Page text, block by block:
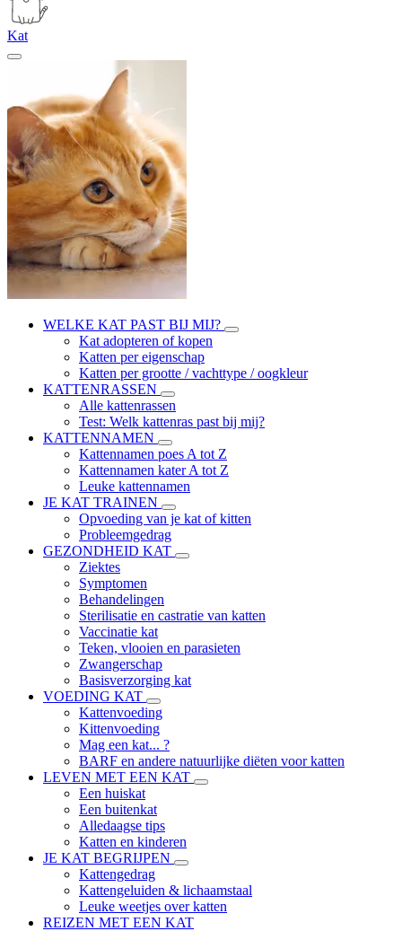
Kat
WELKE KAT PAST BIJ MIJ?
Kat adopteren of kopen
Katten per eigenschap
Katten per grootte / vachttype / oogkleur
KATTENRASSEN
Alle kattenrassen
Test: Welk kattenras past bij mij?
KATTENNAMEN
Kattennamen poes A tot Z
Kattennamen kater A tot Z
Leuke kattennamen
JE KAT TRAINEN
Opvoeding van je kat of kitten
Probleemgedrag
GEZONDHEID KAT
Ziektes
Symptomen
Behandelingen
Sterilisatie en castratie van katten
Vaccinatie kat
Teken, vlooien en parasieten
Zwangerschap
Basisverzorging kat
VOEDING KAT
Kattenvoeding
Kittenvoeding
Mag een kat... ?
BARF en andere natuurlijke diëten voor katten
LEVEN MET EEN KAT
Een huiskat
Een buitenkat
Alledaagse tips
Katten en kinderen
JE KAT BEGRIJPEN
Kattengedrag
Kattengeluiden & lichaamstaal
Leuke weetjes over katten
REIZEN MET EEN KAT